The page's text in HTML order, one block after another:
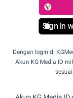
Sign in
Dengan login di
Akun KG Media ID
sesuai